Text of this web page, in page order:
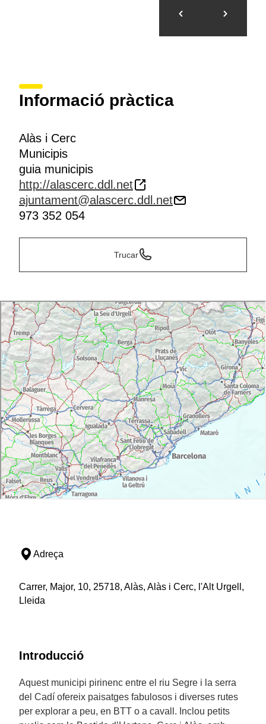
Informació pràctica
Alàs i Cerc
Municipis
guia municipis
http://alascerc.ddl.net
ajuntament@alascerc.ddl.net
973 352 054
Trucar
Adreça
Carrer, Major, 10, 25718, Alàs, Alàs i Cerc, l'Alt Urgell,
Lleida
Introducció
Aquest municipi pirinenc entre el riu Segre i la serra
del Cadí ofereix paisatges fabulosos i diverses rutes
per explorar a peu, en BTT o a cavall. Inclou petits